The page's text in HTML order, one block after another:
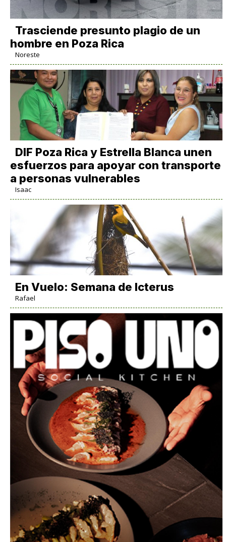
Trasciende presunto plagio de un
hombre en Poza Rica
Noreste
DIF Poza Rica y Estrella Blanca unen
esfuerzos para apoyar con transporte
a personas vulnerables
Isaac
En Vuelo: Semana de Icterus
Rafael